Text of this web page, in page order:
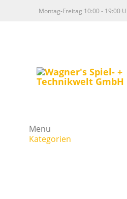
Montag-Freitag 10:00 - 19:00
Menu
Kategorien